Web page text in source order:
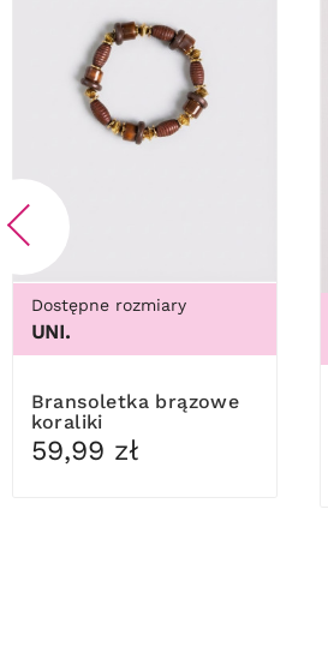
Dostępne rozmiary
UNI.
Bransoletka brązowe
koraliki
59,99 zł